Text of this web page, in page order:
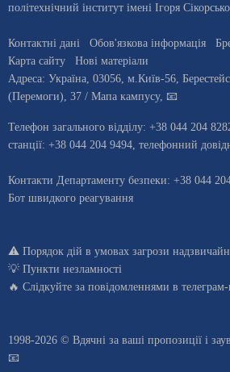
політехнічний інститут імені Ігоря
Контактні дані Обов'язкова інформація
Карта сайту
Нові матеріали
Адреса: Україна 03056 , м. Київ-56,
(Перемоги), 37 / Мапа кампусу, 📧
Телефон загального відділу: +38 044 204
станцiї: +38 044 204 9494, телефонний
Контакти Департаменту безпеки: +38 044
Бот швидкого реагування
⚠️ Порядок дій в умовах загрози
💡 Пункти незламності
🔥 Слідкуйте за повідомленнями в
1998-2026 © Вдячні за ваші пропозиції і
📧